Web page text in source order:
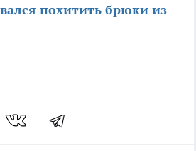
похитить брюки из